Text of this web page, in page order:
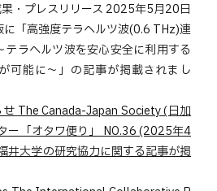
・プレスリリース 2025年5月20日
に「高強度テラヘルツ波(0.6 THz)連
テラヘルツ波を安心安全に利用する
可能に～」の記事が掲載されまし
せ The Canada-Japan Society (日加
ー「オタワ便り」 NO.36 (2025年4
井大学の研究協力に関する記事が掲